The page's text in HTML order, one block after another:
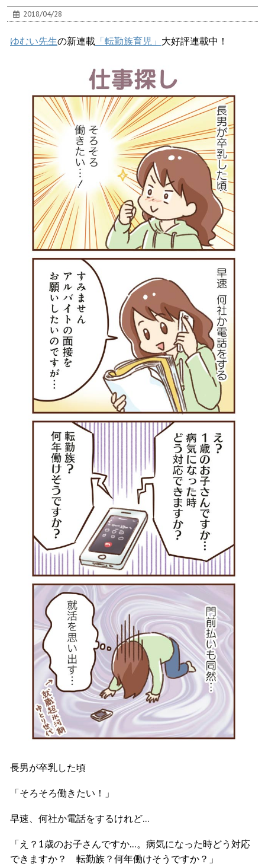
2018/04/28
ゆむい先生の新連載 「転勤族育児」 大好評連載中！
長男が卒乳した頃
「そろそろ働きたい！」
早速、何社か電話をするけれど…
「え？1歳のお子さんですか…。病気になった時どう対応
できますか？ 転勤族？何年働けそうですか？」